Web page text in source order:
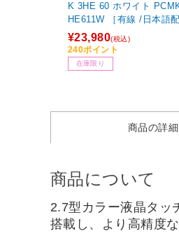
K 3HE 60 ホワイト
HE611W ［有線 /日本語
/磁気スイッチ］
¥23,980(税込)
240ポイント
在庫限り
商品の詳細
商品について
2.7型カラー液晶タッ
搭載し、より高精度